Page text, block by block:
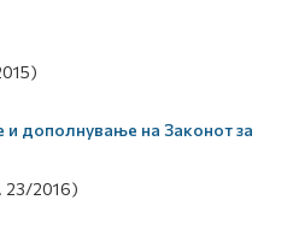
и дополнување на Законот за
23/2016)